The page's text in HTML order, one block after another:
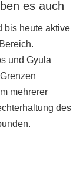
es auch
bis heute aktive
und Gyula
mehrerer
des